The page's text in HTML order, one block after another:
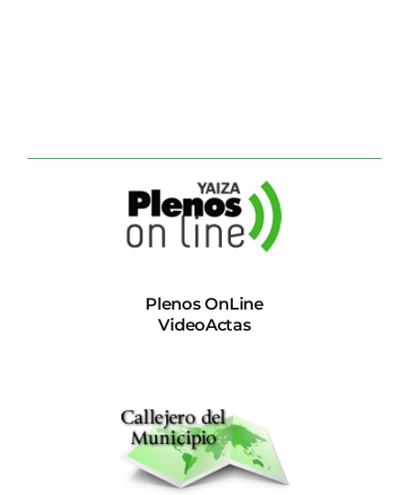
Plenos OnLine
VideoActas